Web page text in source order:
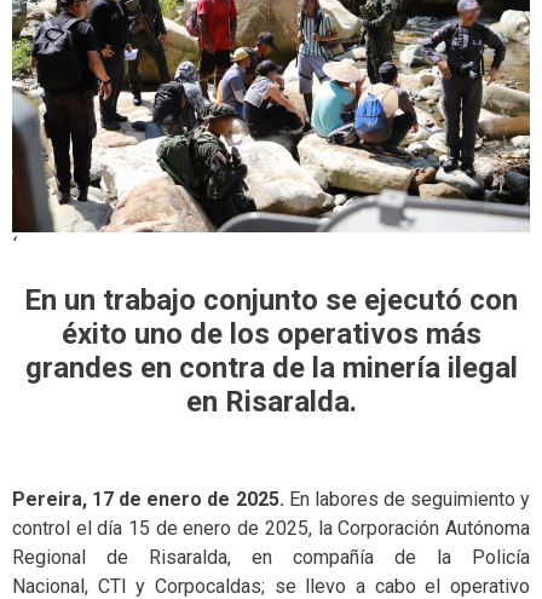
‘
En un trabajo conjunto se ejecutó con
éxito uno de los operativos más
grandes en contra de la minería ilegal
en Risaralda.
Pereira, 17 de enero de 2025. En labores de seguimiento y
control el día 15 de enero de 2025, la Corporación Autónoma
Regional de Risaralda, en compañía de la Policía
Nacional, CTI y Corpocaldas; se llevo a cabo el operativo